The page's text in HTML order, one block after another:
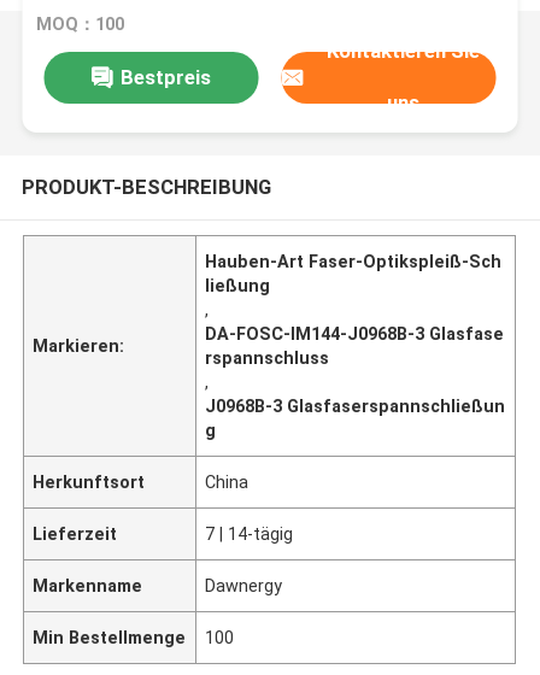
versehen, die mit einer Schließung der Schleife mit
MOQ：100
Bestpreis
Kontaktieren Sie
uns
PRODUKT-BESCHREIBUNG
Markieren:
Hauben-Art Faser-Optikspleiß-Sch
ließung
,
DA-FOSC-IM144-J0968B-3 Glasfase
rspannschluss
,
J0968B-3 Glasfaserspannschließun
g
Herkunftsort China
Lieferzeit 7 | 14-tägig
Markenname Dawnergy
Min Bestellmenge 100